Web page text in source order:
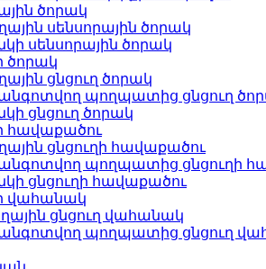
ծորակ
սենսորային ծորակ
սենսորային ծորակ
ծորակ
ցնցուղ ծորակ
պողպատից ցնցուղ
ցնցուղ ծորակ
հավաքածու
ցնցուղի հավաքածու
պողպատից ցնցուղի
ցնցուղի հավաքածու
վահանակ
ցնցուղ վահանակ
պողպատից ցնցուղ